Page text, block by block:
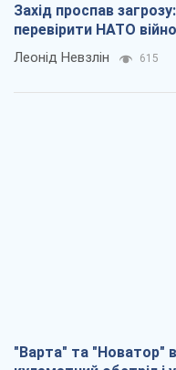
Захід проспав
перевірити НАТО
Леонід Невзлін 615
"Варта" та "Новатор"